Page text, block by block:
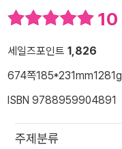
10
세일즈포인트 1,826
674쪽185*231mm1281g
ISBN 9788959904891
주제분류